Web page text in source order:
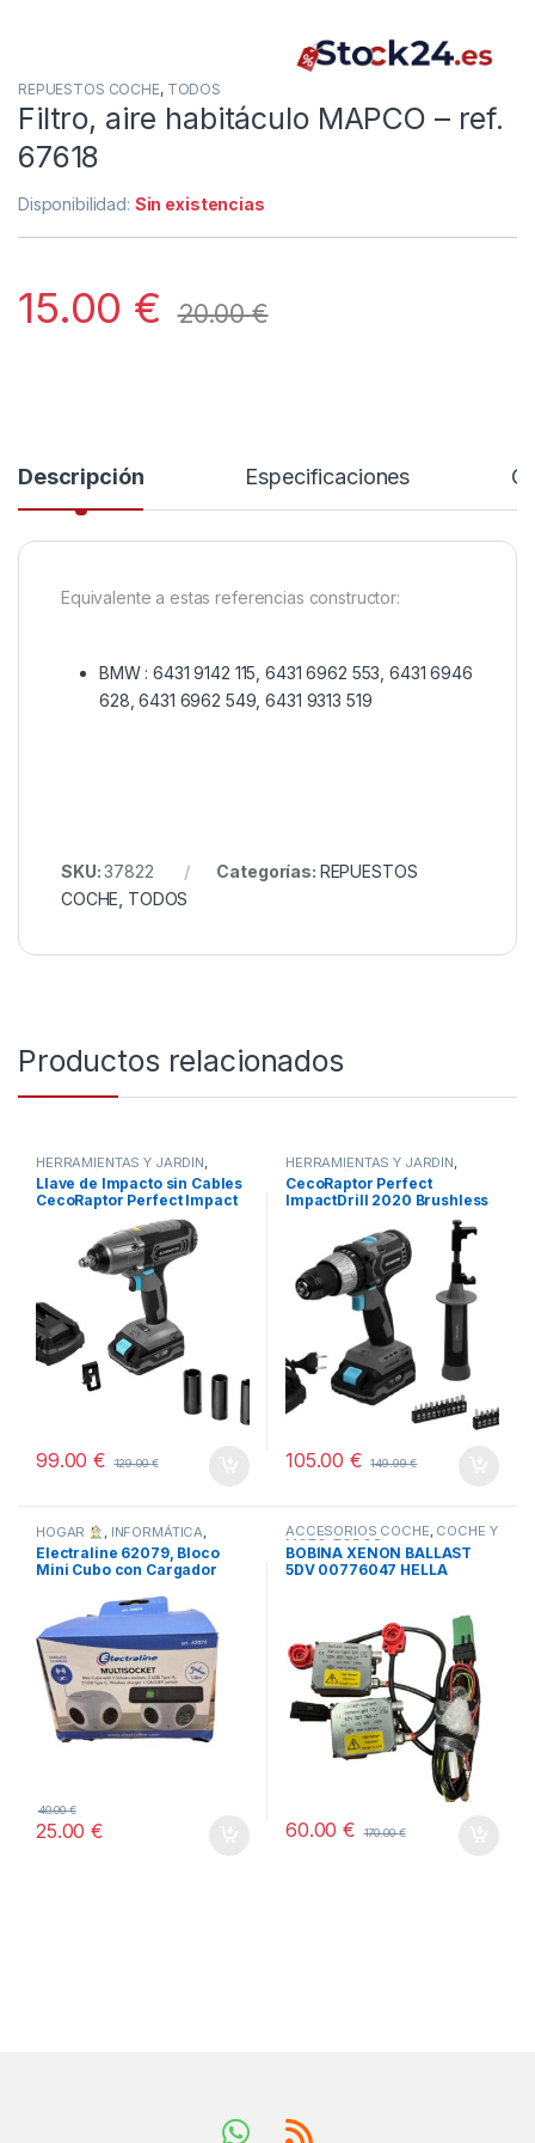
REPUESTOS COCHE, TODOS
Filtro, aire habitáculo MAPCO – ref.
67618
Disponibilidad: Sin existencias
15.00 € 20.00€
Descripción Especificaciones
Equivalente a estas referencias constructor:
BMW :6431 9142 115,6431 6962 553, 6431 6946
628,6431 6962 549,6431 9313 519
SKU:37822 Categorías: REPUESTOS
COCHE TODOS
Productos relacionados
HERRAMIENTAS Y JARDÍN
HOGAR
,
STORE CECOTEC -
DISTRIBUIDOR OFICIAL
,
TODOS
Llave de Impacto sin Cables
CecoRaptor Perfect Impact
2020 Ultra CECOTEC
99.00€ 129.00€
HERRAMIENTAS Y JARDÍN
HOGAR
,
STORE CECOTEC -
DISTRIBUIDOR OFICIAL
TODOS
CecoRaptor Perfect
ImpactDrill 2020 Brushless
105.00€ 149.99€
HOGAR , INFORMÁTICA,
TODOS
Electraline 62079, Bloco
Mini Cubo con Cargador
25.00€
40.00€
ACCESORIOS COCHE, COCHE Y
MOTO ,TODOS
BOBINA XENON BALLAST
5DV 00776047 HELLA
60.00€ 170.00€